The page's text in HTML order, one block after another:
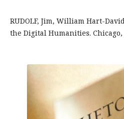
RUDOLF, Jim, William Hart-
the Digital Humanities.